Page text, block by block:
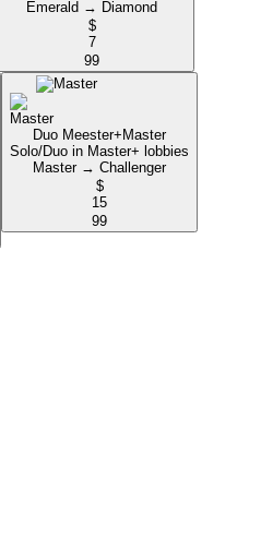
Emerald → Diamond
$
7
99
Duo Meester+ Master
Solo/Duo in Master+ lobbies
Master → Challenger
$
15
99